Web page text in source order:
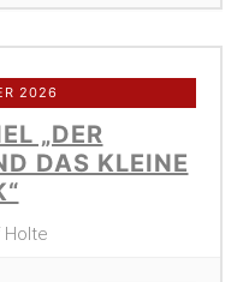
2026
„DER
DAS KLEINE
Holte